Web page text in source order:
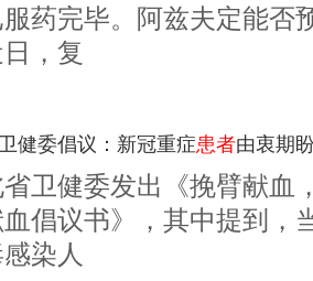
药完毕。阿兹夫定能否
，复
健委倡议：新冠重症患者由衷期
省卫健委发出《挽臂献
倡议书》，其中提到，
染人